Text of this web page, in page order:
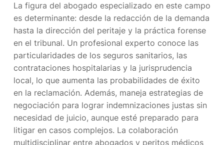
La figura del abogado especializado en este campo
es determinante: desde la redacción de la demanda
hasta la dirección del peritaje y la práctica forense
en el tribunal. Un profesional experto conoce las
particularidades de los seguros sanitarios, las
contrataciones hospitalarias y la jurisprudencia
local, lo que aumenta las probabilidades de éxito
en la reclamación. Además, maneja estrategias de
negociación para lograr indemnizaciones justas sin
necesidad de juicio, aunque esté preparado para
litigar en casos complejos. La colaboración
multidisciplinar entre abogados y peritos médicos